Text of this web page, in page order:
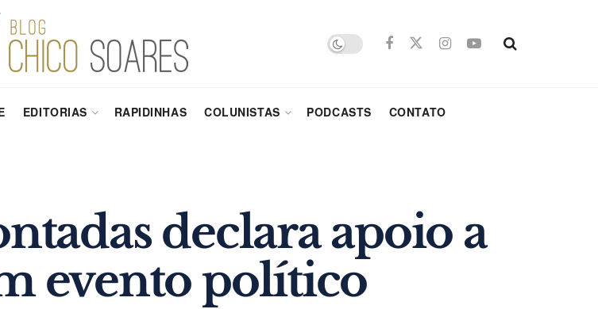
EDITORIAS RAPIDINHAS COLUNISTAS PODCASTS CONTATO
declara apoio a
evento político